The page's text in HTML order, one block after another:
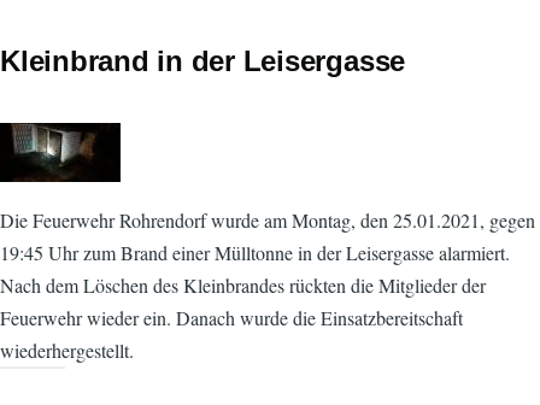
Kleinbrand in der Leisergasse
Die Feuerwehr Rohrendorf wurde am Montag, den 25.01.2021, gegen
19:45 Uhr zum Brand einer Mülltonne in der Leisergasse alarmiert.
Nach dem Löschen des Kleinbrandes rückten die Mitglieder der
Feuerwehr wieder ein. Danach wurde die Einsatzbereitschaft
wiederhergestellt.